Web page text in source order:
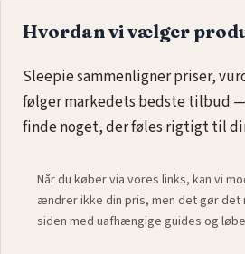
Hvordan vi vælger
Sleepie sammenligner priser,
følger markedets bedste tilbud
finde noget, der føles rigtigt til
Når du køber via vores links, kan vi
ændrer ikke din pris, men det gør det
siden med uafhængige guides og